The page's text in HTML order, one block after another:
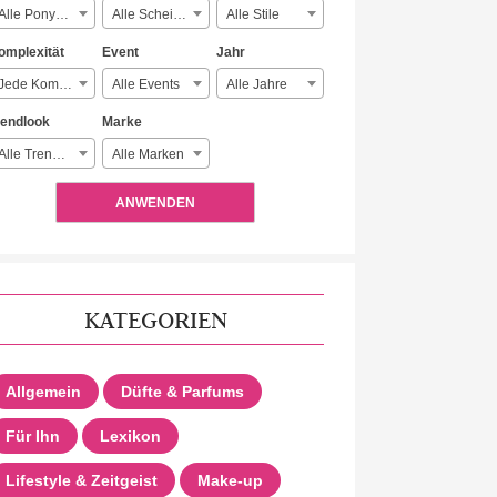
Alle Ponyarten Alle Scheitelarten Alle Stile
Jede Komplexität
Event
Alle Events
Jahr
Alle Jahre
Alle Trendlooks
Marke
Alle Marken
ANWENDEN
KATEGORIEN
Allgemein Düfte & Parfums
Für Ihn Lexikon
Lifestyle & Zeitgeist Make-up